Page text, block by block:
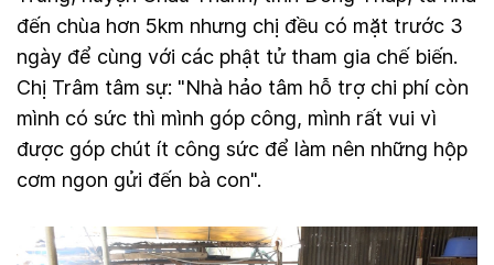
đến chùa hơn 5km nhưng chị đều có mặt trước 3
ngày để cùng với các phật tử tham gia chế biến.
Chị Trâm tâm sự: "Nhà hảo tâm hỗ trợ chi phí còn
mình có sức thì mình góp công, mình rất vui vì
được góp chút ít công sức để làm nên những hộp
cơm ngon gửi đến bà con".